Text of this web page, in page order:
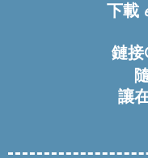
下載
鏈
讓